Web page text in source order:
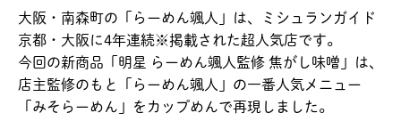
大阪・南森町の「らーめん颯人」は、ミシュランガイド
京都・大阪に4年連続※掲載された超人気店です。
今回の新商品「明星 らーめん颯人監修 焦がし味噌」は、
店主監修のもと「らーめん颯人」の一番人気メニュー
「みそらーめん」をカップめんで再現しました。